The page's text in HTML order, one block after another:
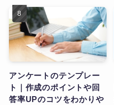
アンケートのテンプレー
ト｜作成のポイントや回
答率UPのコツをわかりや